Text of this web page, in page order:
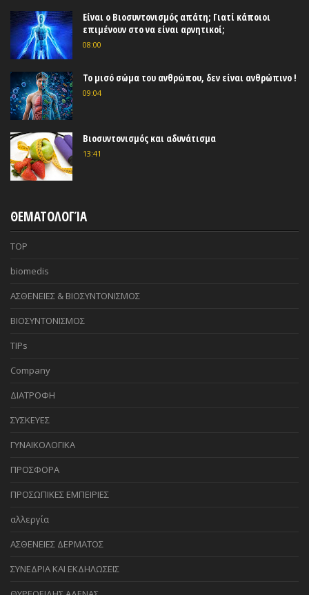
Είναι ο Βιοσυντονισμός απάτη; Γιατί κάποιοι
επιμένουν στο να είναι αρνητικοί;
08:00
Το μισό σώμα του ανθρώπου, δεν είναι ανθρώπινο !
09:04
Βιοσυντονισμός και αδυνάτισμα
13:41
ΘΕΜΑΤΟΛΟΓΊΑ
TOP
biomedis
ΑΣΘΕΝΕΙΕΣ & ΒΙΟΣΥΝΤΟΝΙΣΜΟΣ
ΒΙΟΣΥΝΤΟΝΙΣΜΟΣ
TIPs
Company
ΔΙΑΤΡΟΦΗ
ΣΥΣΚΕΥΕΣ
ΓΥΝΑΙΚΟΛΟΓΙΚΑ
ΠΡΟΣΦΟΡΑ
ΠΡΟΣΩΠΙΚΕΣ ΕΜΠΕΙΡΙΕΣ
αλλεργία
ΑΣΘΕΝΕΙΕΣ ΔΕΡΜΑΤΟΣ
ΣΥΝΕΔΡΙΑ ΚΑΙ ΕΚΔΗΛΩΣΕΙΣ